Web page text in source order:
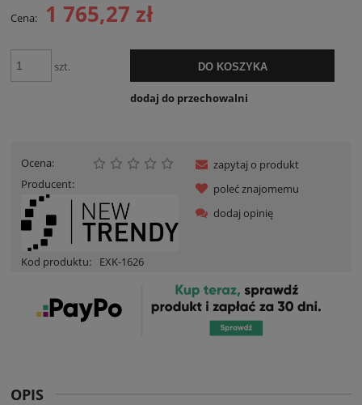
Cena: 1 765,27 zł
szt. DO KOSZYKA
dodaj do przechowalni
Ocena:
Producent:
Kod produktu: EXK-1626
zapytaj o produkt
poleć znajomemu
dodaj opinię
OPIS